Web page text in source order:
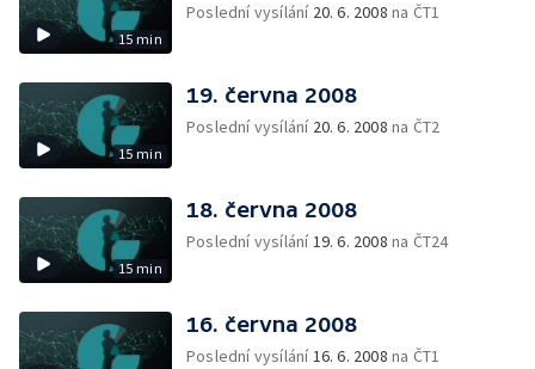
15 min
Poslední vysílání 20. 6. 2008 na ČT1
15 min
19. června 2008
Poslední vysílání 20. 6. 2008 na ČT2
15 min
18. června 2008
Poslední vysílání19. 6. 2008 na ČT24
16. června 2008
Poslední vysílání16. 6. 2008 na ČT1